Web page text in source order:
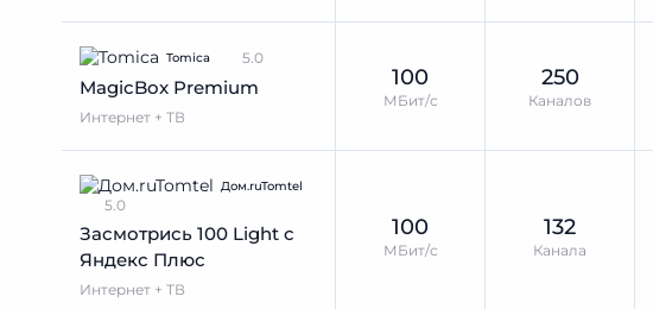
Tomica 5.0
MagicBox Premium
Интернет + ТВ
100
МБит/с
250
Каналов
Дом.ruTomtel
5.0
Засмотрись 100 Light с
Яндекс Плюс
Интернет + ТВ
100
МБит/с
132
Канала